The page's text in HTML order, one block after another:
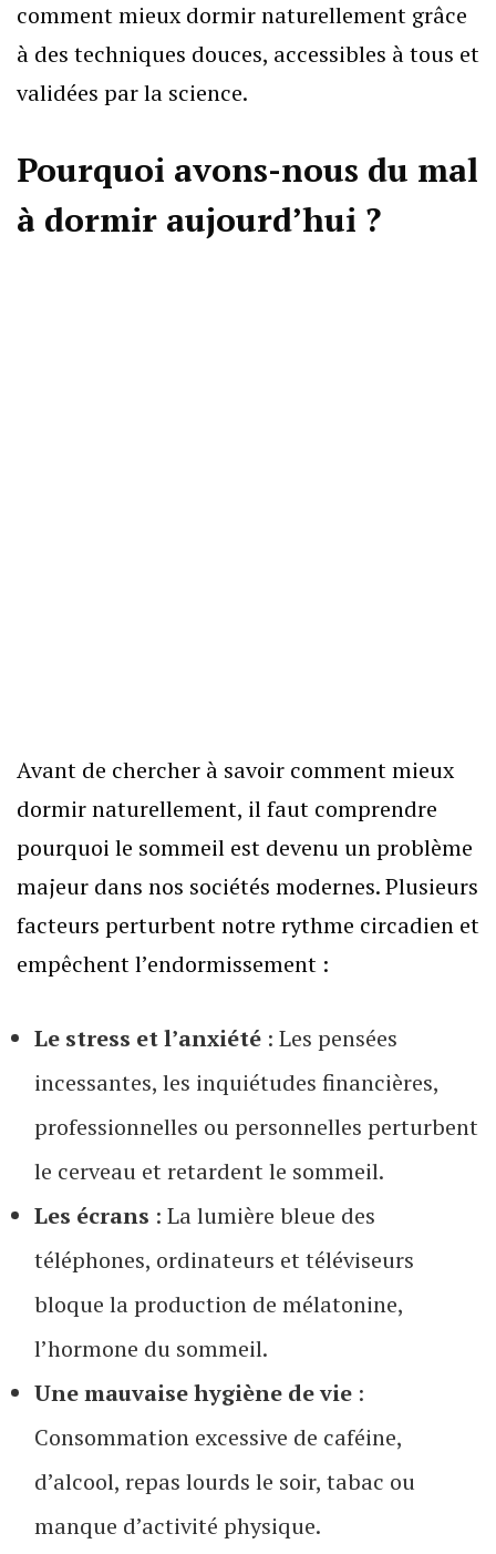
comment mieux dormir naturellement grâce
à des techniques douces, accessibles à tous et
validées par la science.
Pourquoi avons-nous du mal
à dormir aujourd’hui ?
Avant de chercher à savoir comment mieux
dormir naturellement, il faut comprendre
pourquoi le sommeil est devenu un problème
majeur dans nos sociétés modernes. Plusieurs
facteurs perturbent notre rythme circadien et
empêchent l’endormissement :
Le stress et l’anxiété : Les pensées
incessantes, les inquiétudes financières,
professionnelles ou personnelles perturbent
le cerveau et retardent le sommeil.
Les écrans : La lumière bleue des
téléphones, ordinateurs et téléviseurs
bloque la production de mélatonine,
l’hormone du sommeil.
Une mauvaise hygiène de vie :
Consommation excessive de caféine,
d’alcool, repas lourds le soir, tabac ou
manque d’activité physique.